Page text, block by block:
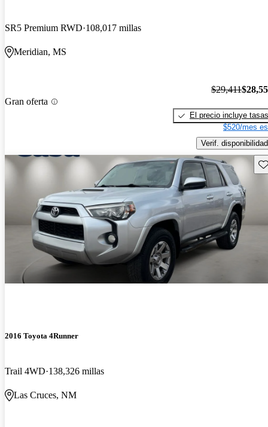
SR5 Premium RWD 108,017 millas
Meridian, MS
Gran oferta
$29,411
El precio incluye tasas
$520/mes
Verif. disponibilidad
2016 Toyota 4Runner
Trail 4WD 138,326 millas
Las Cruces, NM